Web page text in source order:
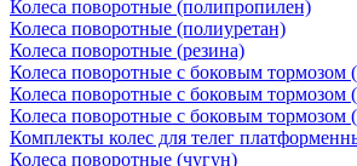
Колеса поворотные (полипропилен)
Колеса поворотные (полиуретан)
Колеса поворотные (резина)
Колеса поворотные c боковым тормозом
Колеса поворотные c боковым тормозом
Колеса поворотные c боковым тормозом
Комплекты колес для телег
Колеса поворотные (чугун)